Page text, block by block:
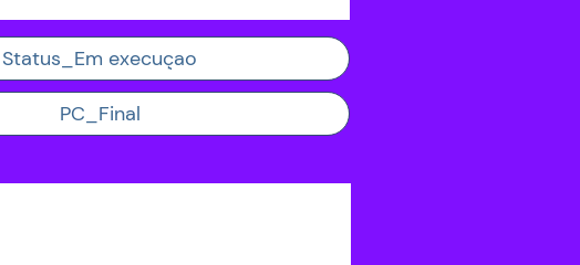
Status_Em execuçao
PC_Final